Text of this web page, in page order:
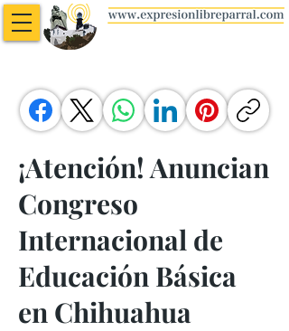
¡Atención! Anuncian
Congreso
Internacional de
Educación Básica
en Chihuahua